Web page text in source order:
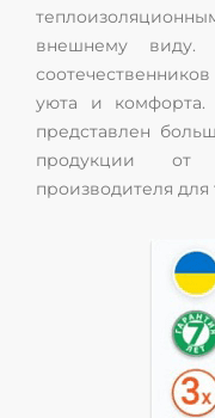
внешнему
уюта и комфорта.
представлен
продукции от
производителя